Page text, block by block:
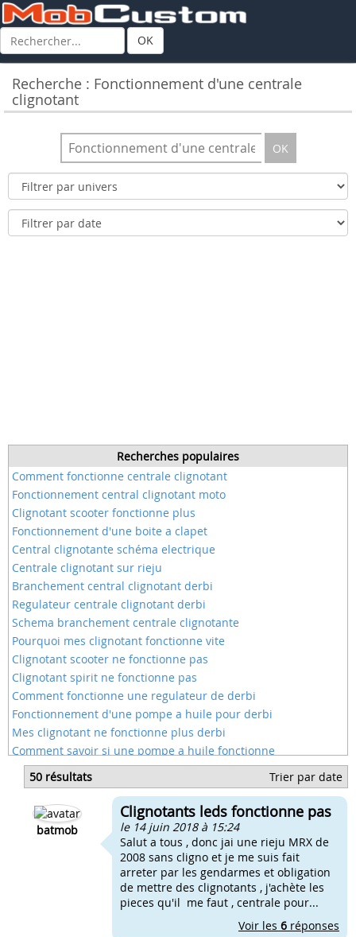
OK
Recherche : Fonctionnement d'une centrale
clignotant
OK
Recherches populaires
Comment fonctionne centrale clignotant
Fonctionnement central clignotant moto
Clignotant scooter fonctionne plus
Fonctionnement d'une boite a clapet
Central clignotante schéma electrique
Centrale clignotant sur rieju
Branchement central clignotant derbi
Regulateur centrale clignotant derbi
Schema branchement centrale clignotante
Pourquoi mes clignotant fonctionne vite
Clignotant scooter ne fonctionne pas
Clignotant spirit ne fonctionne pas
Comment fonctionne une regulateur de derbi
Fonctionnement d'une pompe a huile pour derbi
Mes clignotant ne fonctionne plus derbi
Comment savoir si une pompe a huile fonctionne
Comment fonctionne le starter sur une moto
Comment fonctionne un starter sur une derbi
Comment fonctionne une admission par clapet
Mettre des clignotants sur une mobylette
50 résultats Trier par date
batmob
Clignotants leds fonctionne pas
le 14 juin 2018 à 15:24
Salut a tous , donc jai une rieju MRX de
2008 sans cligno et je me suis fait
arreter par les gendarmes et obligation
de mettre des clignotants , j'achète les
pieces qu'il me faut , centrale pour...
Voir les 6 réponses